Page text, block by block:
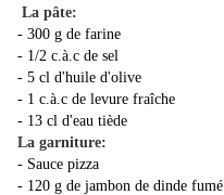
La pâte:
- 300 g de farine
- 1/2 c.à.c de sel
- 5 cl d'huile d'olive
- 1 c.à.c de levure fraîche
- 13 cl d'eau tiède
La garniture:
- Sauce pizza
- 120 g de jambon de dinde fumé